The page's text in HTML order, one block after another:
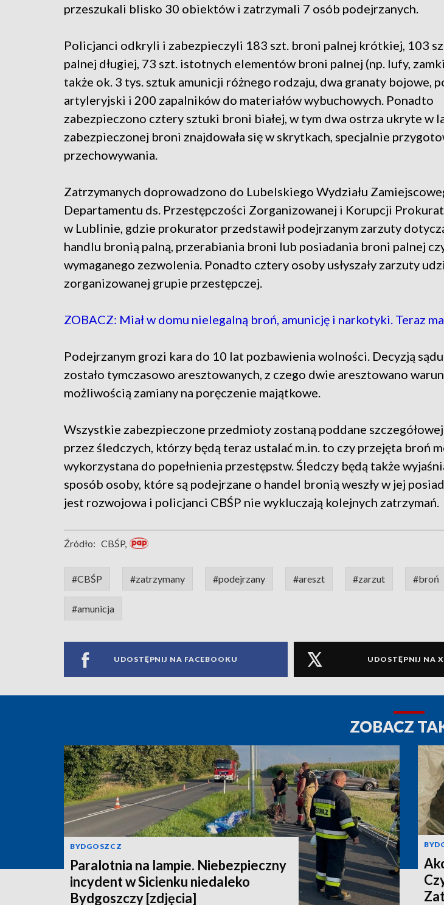
przeszukali blisko 30 obiektów i zatrzymali 7 osób podejrzanych.
Policjanci odkryli i zabezpieczyli 183 szt. broni palnej krótkiej, 103
palnej długiej, 73 szt. istotnych elementów broni palnej (np. lufy,
także ok. 3 tys. sztuk amunicji różnego rodzaju, dwa granaty bojowe,
artyleryjski i 200 zapalników do materiałów wybuchowych. Ponadto
zabezpieczono cztery sztuki broni białej, w tym dwa ostrza ukryte w
zabezpieczonej broni znajdowała się w skrytkach, specjalnie
przechowywania.
Zatrzymanych doprowadzono do Lubelskiego Wydziału
Departamentu ds. Przestępczości Zorganizowanej i Korupcji
w Lublinie, gdzie prokurator przedstawił podejrzanym zarzuty
handlu bronią palną, przerabiania broni lub posiadania broni palnej
wymaganego zezwolenia. Ponadto cztery osoby usłyszały zarzuty
zorganizowanej grupie przestępczej.
ZOBACZ: Miał w domu nielegalną broń, amunicję i narkotyki. Teraz
Podejrzanym grozi kara do 10 lat pozbawienia wolności. Decyzją
zostało tymczasowo aresztowanych, z czego dwie aresztowano
możliwością zamiany na poręczenie majątkowe.
Wszystkie zabezpieczone przedmioty zostaną poddane
przez śledczych, którzy będą teraz ustalać m.in. to czy przejęta broń
wykorzystana do popełnienia przestępstw. Śledczy będą także
sposób osoby, które są podejrzane o handel bronią weszły w jej
jest rozwojowa i policjanci CBŚP nie wykluczają kolejnych zatrzymań.
Źródło: CBŚP,
#CBŚP #zatrzymany #podejrzany #areszt #zarzut #broń
#amunicja
UDOSTĘPNIJ NA FACEBOOKU UDOSTĘPNIJ NA X
ZOBACZ
BYDGOSZCZ
Paralotnia na lampie. Niebezpieczny
incydent w Sicienku niedaleko
Bydgoszczy [zdjęcia]